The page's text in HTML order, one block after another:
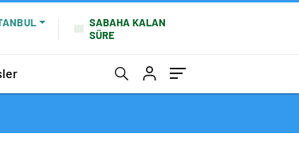
SABAHA KALAN
SÜRE